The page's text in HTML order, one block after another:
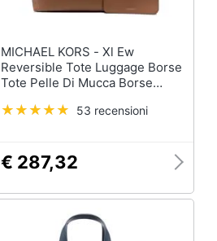
MICHAEL KORS - Xl Ew
Reversible Tote Luggage Borse
Tote Pelle Di Mucca Borse
30f3gzat4t-23053 recensioni
€ 287,32